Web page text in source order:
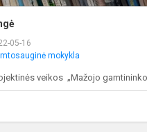
05-16
mokykla
veikos „Mažojo